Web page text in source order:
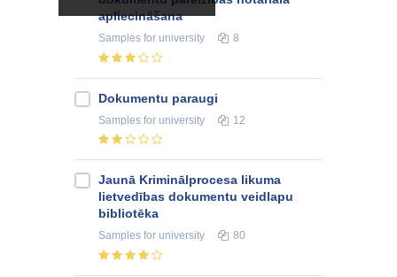
apliecināšana
Samples for university 8
Dokumentu paraugi
Samples for university 12
Jaunā Kriminālprocesa likuma
lietvedības dokumentu veidlapu
bibliotēka
Samples for university 80